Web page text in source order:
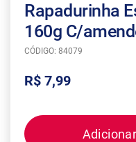
Rapadurinha
160g C/
CÓDIGO: 84079
R$ 7,99